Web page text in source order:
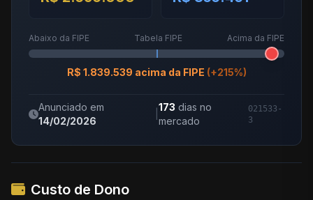
Abaixo da FIPE Tabela FIPE Acima da FIPE
R$ 1.839.539 acima da FIPE (+215%)
Anunciado em
14/02/2026
173 dias no
mercado
021533-
3
Custo de Dono